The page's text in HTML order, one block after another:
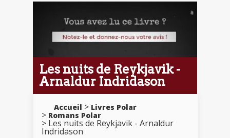
Les nuits de Reykjavik -
Arnaldur Indridason
Accueil
Livres Polar
Romans Polar
Les nuits de Reykjavik - Arnaldur
Indridason